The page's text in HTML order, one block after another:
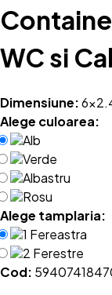
WC si
Dimensiune:
Alege culoarea:
Alb
Verde
Albastru
Rosu
Alege tamplaria:
1 Fereastra
2 Ferestre
Cod: